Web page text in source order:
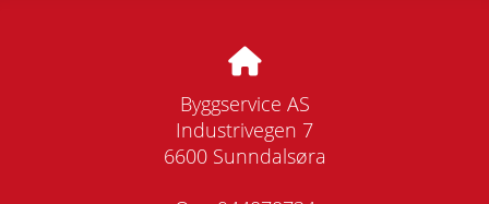
Byggservice AS
Industrivegen 7
6600 Sunndalsøra